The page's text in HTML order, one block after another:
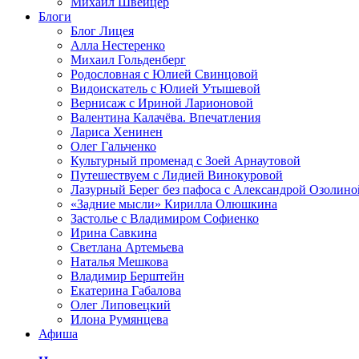
Блоги
Блог Лицея
Алла Нестеренко
Михаил Гольденберг
Родословная с Юлией Свинцовой
Видоискатель с Юлией Утышевой
Вернисаж с Ириной Ларионовой
Валентина Калачёва. Впечатления
Лариса Хенинен
Олег Гальченко
Культурный променад с Зоей Арнаутовой
Путешествуем с Лидией Винокуровой
Лазурный Берег без пафоса с Александрой
«Задние мысли» Кирилла Олюшкина
Застолье с Владимиром Софиенко
Ирина Савкина
Светлана Артемьева
Наталья Мешкова
Владимир Берштейн
Екатерина Габалова
Олег Липовецкий
Илона Румянцева
Афиша